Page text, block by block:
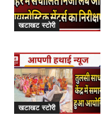
खटाखट स्टोरी
खटाखट स्टोरी